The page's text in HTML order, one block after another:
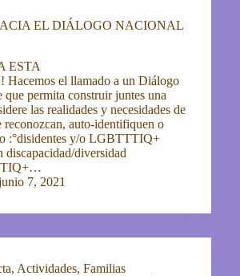
EL DIÁLOGO NACIONAL
ESTA
el llamado a un Diálogo
permita construir juntes una
las realidades y necesidades de
reconozcan, auto-identifiquen o
:°disidentes y/o LGBTTTIQ+
diversidad
7, 2021
, Actividades, Familias